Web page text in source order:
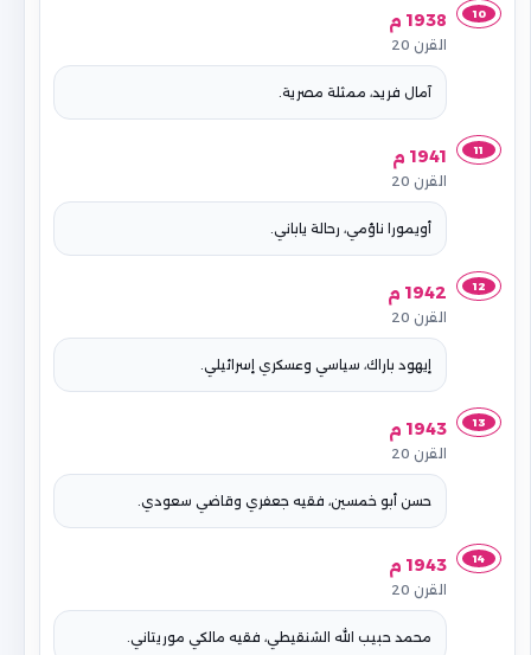
10 1938 م
القرن 20
آمال فريد، ممثلة مصرية.
11 1941 م
القرن 20
أويمورا ناؤمي، رحالة ياباني.
12 1942 م
القرن 20
إيهود باراك، سياسي وعسكري إسرائيلي.
13 1943 م
القرن 20
حسن أبو خمسين، فقيه جعفري وقاضي سعودي.
14 1943 م
القرن 20
محمد حبيب الله الشنقيطي، فقيه مالكي موريتاني.